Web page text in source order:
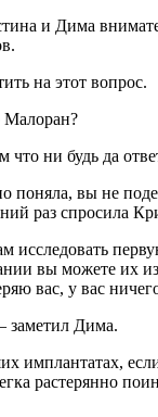
и Дима
на этот вопрос.
Малоран?
ни будь да
вы не
раз спросила
исследовать
вы можете их
вас, у вас
заметил Дима.
имплантатах,
растерянно